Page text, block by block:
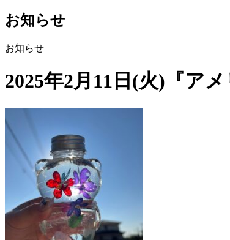
お知らせ
お知らせ
2025年2月11日(火)『ア